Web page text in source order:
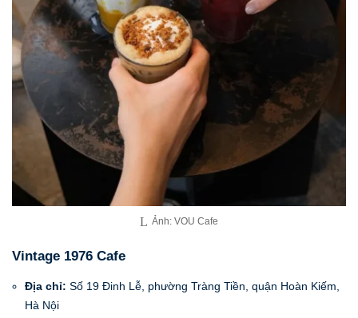
Ảnh: VOU Cafe
Vintage 1976 Cafe
Địa chỉ: Số 19 Đinh Lễ, phường Tràng Tiền, quận Hoàn Kiếm,
Hà Nội